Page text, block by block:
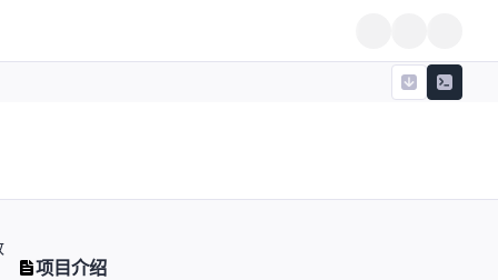
项目介绍